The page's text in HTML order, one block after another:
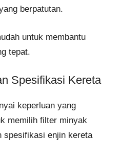
berpatutan.
untuk membantu
tepat.
Spesifikasi Kereta
keperluan yang
memilih filter minyak
spesifikasi enjin kereta